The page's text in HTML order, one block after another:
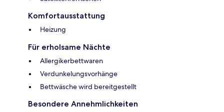
Komfortausstattung
Heizung
Für erholsame Nächte
Allergikerbettwaren
Verdunkelungsvorhänge
Bettwäsche wird bereitgestellt
Besondere Annehmlichkeiten